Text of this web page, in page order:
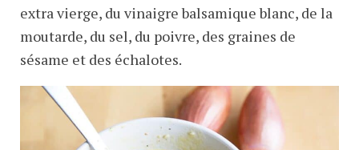
extra vierge, du vinaigre balsamique blanc, de la
moutarde, du sel, du poivre, des graines de
sésame et des échalotes.